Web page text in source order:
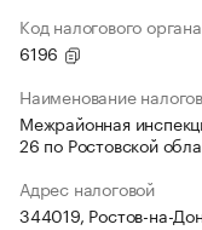
Код налогового органа
6196
Наименование
Межрайонная
26 по Ростовской
Адрес налоговой
344019, Ростов-на-